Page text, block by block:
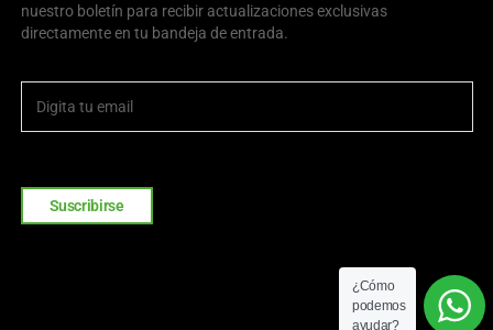
nuestro boletín para recibir actualizaciones exclusivas
directamente en tu bandeja de entrada.
Suscribirse
¿Cómo
podemos
ayudar?